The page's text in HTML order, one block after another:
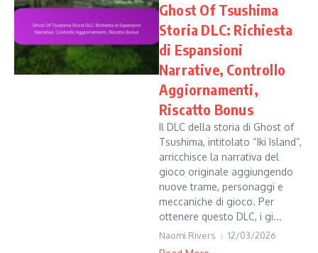
Ghost Of Tsushima
Storia DLC: Richiesta
di Espansioni
Narrative, Controllo
Aggiornamenti,
Riscatto Bonus
Il DLC della storia di Ghost of
Tsushima, intitolato “Iki Island”,
arricchisce la narrativa del
gioco originale aggiungendo
nuove trame, personaggi e
meccaniche di gioco. Per
ottenere questo DLC, i gi...
Naomi Rivers 12/03/2026